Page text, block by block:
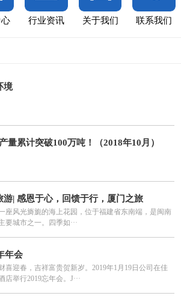
行业资讯 关于我们 联系我们
境
量累计突破100万吨！（2018年10月）
游| 感恩于心，回馈于行，厦门之旅
座风光旖旎的海上花园，位于福建省东南端，是闽南
要城市之一。四季如···
年会
喜迎春，吉祥富贵贺新岁。2019年1月19日公司在佳
店举行2019忘年会。J···